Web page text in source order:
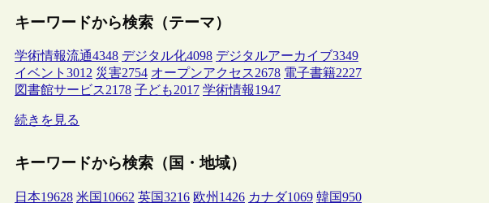
キーワードから検索（テーマ）
学術情報流通4348 デジタル化4098 デジタルアーカイブ3349
イベント 3012 災害2754 オープンアクセス2678 電子書籍2227
図書館サービス2178 子ども2017 学術情報1947
続きを見る
キーワードから検索（国・地域）
日本19628 米国 10662 英国3216 欧州 1426 カナダ1069 韓国950